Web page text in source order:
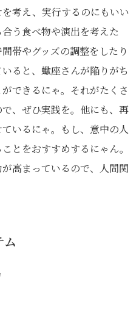
考え、実行するのにもいい
う食べ物や演出を考えた
帯やグッズの調整をしたり
ると、蠍座さんが陥りがち
できるにゃ。それがたくさ
、ぜひ実践を。他にも、再
いるにゃ。もし、意中の人
とをおすすめするにゃん。
高まっているので、人間関
ム